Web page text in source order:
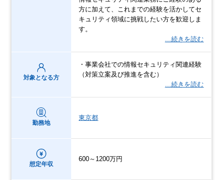
方に加えて、これまでの経験を活かしてセ
キュリティ領域に挑戦したい方を歓迎しま
す。
…続きを読む
対象となる方
・事業会社での情報セキュリティ関連経験
（対策立案及び推進を含む）
…続きを読む
勤務地
東京都
想定年収
600～1200万円